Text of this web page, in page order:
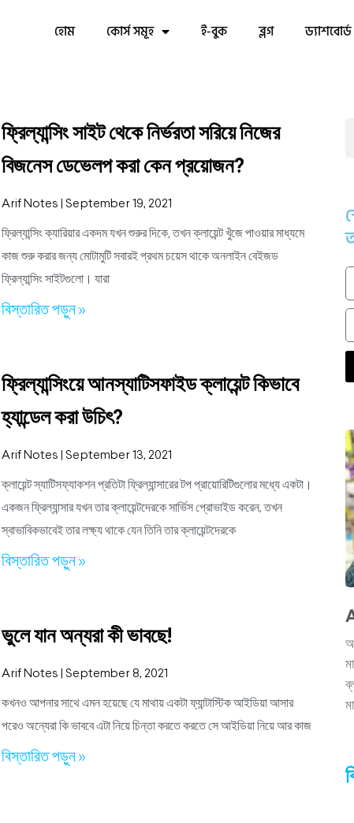
হোম কোর্স সমূহ ই-বুক ব্লগ ড্যাশবোর্ড
ফ্রিল্যান্সিং সাইট থেকে নির্ভরতা সরিয়ে নিজের
বিজনেস ডেভেলপ করা কেন প্রয়োজন?
Arif Notes September 19, 2021
ফ্রিল্যান্সিং ক্যারিয়ার একদম যখন শুরুর দিকে, তখন ক্লায়েন্ট খুঁজে পাওয়ার মাধ্যমে
কাজ শুরু করার জন্য মোটামুটি সবারই প্রথম চয়েস থাকে অনলাইন বেইজড
ফ্রিল্যান্সিং সাইটগুলো। যারা
বিস্তারিত পড়ুন »
ফ্রিল্যান্সিংয়ে আনস্যাটিসফাইড ক্লায়েন্ট কিভাবে
হ্যান্ডেল করা উচিৎ?
Arif Notes September 13, 2021
ক্লায়েন্ট স্যাটিসফ্যাকশন প্রতিটা ফ্রিল্যান্সারের টপ প্রায়োরিটিগুলোর মধ্যে একটা।
একজন ফ্রিল্যান্সার যখন তার ক্লায়েন্টদেরকে সার্ভিস প্রোভাইড করেন, তখন
স্বাভাবিকভাবেই তার লক্ষ্য থাকে যেন তিনি তার ক্লায়েন্টদেরকে
বিস্তারিত পড়ুন »
ভুলে যান অন্যরা কী ভাবছে!
Arif Notes September 8, 2021
কখনও আপনার সাথে এমন হয়েছে যে মাথায় একটা ফ্যান্টাস্টিক আইডিয়া আসার
পরেও অন্যেরা কি ভাববে এটা নিয়ে চিন্তা করতে করতে সে আইডিয়া নিয়ে আর কাজ
বিস্তারিত পড়ুন »